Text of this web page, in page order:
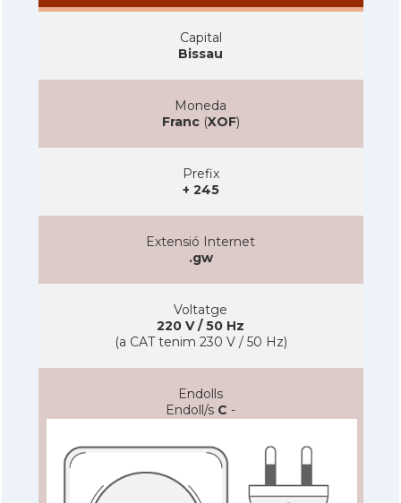
Capital
Bissau
Moneda
Franc(XOF)
Prefix
+ 245
Extensió Internet
.gw
Voltatge
220 V / 50 Hz
(a CAT tenim 230 V / 50 Hz)
Endolls
Endoll/s C -